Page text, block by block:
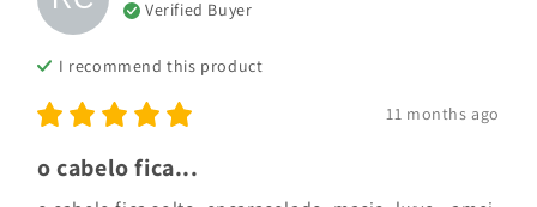
Verified Buyer
I recommend this product
11 months ago
o cabelo fica...